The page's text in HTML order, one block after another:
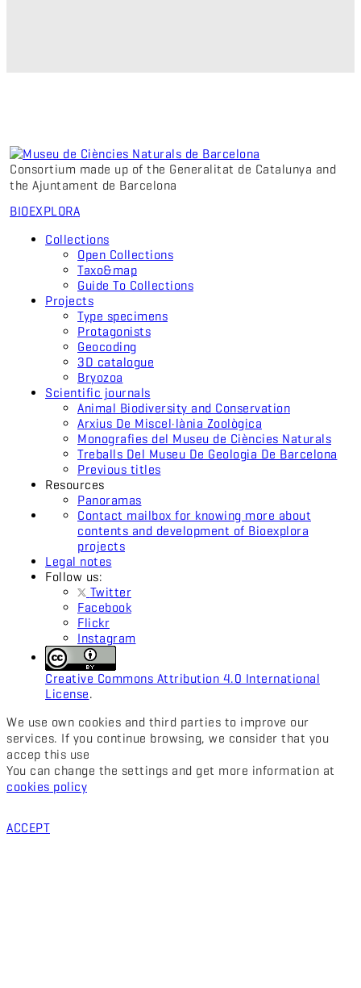
Consortium made up of the Generalitat de Catalunya and
the Ajuntament de Barcelona
BIOEXPLORA
Collections
Open Collections
Taxo&map
Guide To Collections
Projects
Type specimens
Protagonists
Geocoding
3D catalogue
Bryozoa
Scientific journals
Animal Biodiversity and Conservation
Arxius De Miscel·lània Zoològica
Monografies del Museu de Ciències Naturals
Treballs Del Museu De Geologia De Barcelona
Previous titles
Resources
Panoramas
Contact mailbox for knowing more about
contents and development of Bioexplora
projects
Legal notes
Follow us:
Twitter
Facebook
Flickr
Instagram
Creative Commons Attribution 4.0 International
License.
We use own cookies and third parties to improve our
services. If you continue browsing, we consider that you
accep this use
You can change the settings and get more information at
cookies policy
ACCEPT